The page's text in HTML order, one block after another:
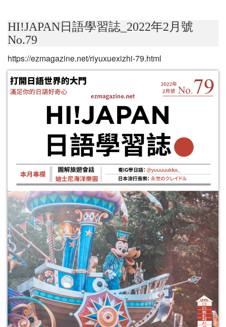
HI!JAPAN日語學習誌_2022年2月號
No.79
https://ezmagazine.net/riyuxuexizhi-79.html